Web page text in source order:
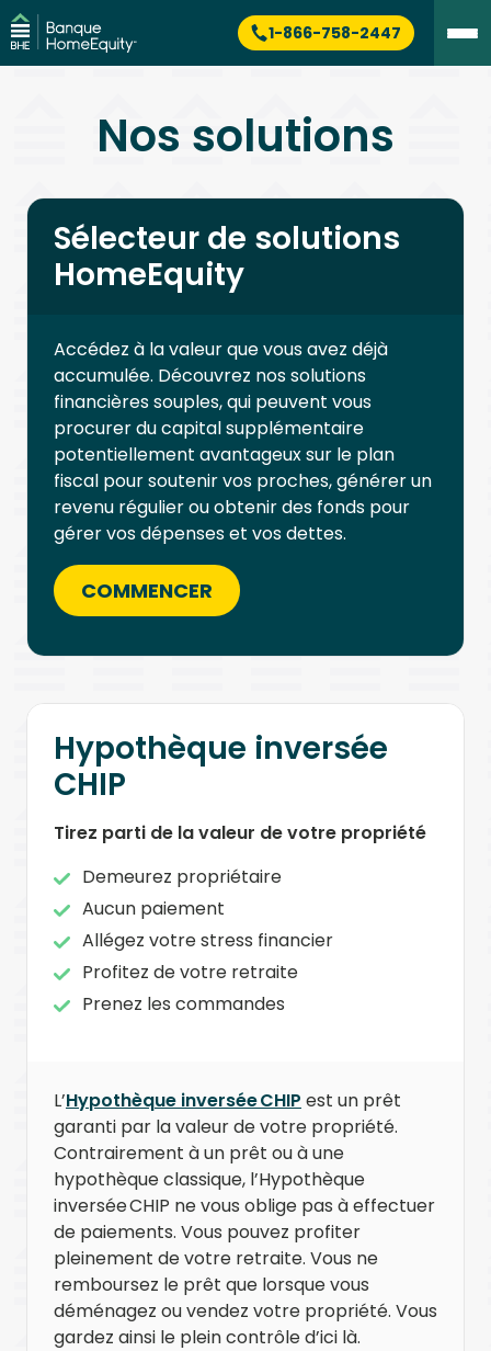
1-866-758-2447
Nos solutions
Sélecteur de solutions
HomeEquity
Accédez à la valeur que vous avez déjà
accumulée. Découvrez nos solutions
financières souples, qui peuvent vous
procurer du capital supplémentaire
potentiellement avantageux sur le plan
fiscal pour soutenir vos proches, générer un
revenu régulier ou obtenir des fonds pour
gérer vos dépenses et vos dettes.
COMMENCER
Hypothèque inversée
CHIP
Tirez parti de la valeur de votre propriété
Demeurez propriétaire
Aucun paiement
Allégez votre stress financier
Profitez de votre retraite
Prenez les commandes
L’Hypothèque inversée CHIP est un prêt
garanti par la valeur de votre propriété.
Contrairement à un prêt ou à une
hypothèque classique, l’Hypothèque
inversée CHIP ne vous oblige pas à effectuer
de paiements. Vous pouvez profiter
pleinement de votre retraite. Vous ne
remboursez le prêt que lorsque vous
déménagez ou vendez votre propriété. Vous
gardez ainsi le plein contrôle d’ici là.